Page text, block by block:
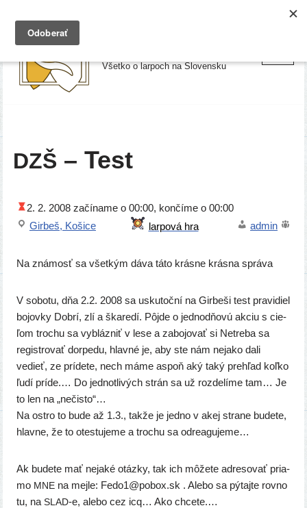
Preskočiť
Všetko o larpoch na Slovensku
DZŠ – Test
2. 2. 2008 začí­na­me o 00:00, kon­čí­me o 00:00
Girbeš, Košice
admin
Na zná­mosť sa všet­kým dáva táto krás­ne krás­na správa
V sobo­tu, dňa 2.2. 2008 sa usku­toč­ní na Girbeši test pra­vi­diel
bojov­ky Dobrí, zlí a ška­re­dí. Pôjde o jed­no­dňo­vú akciu s cie­
ľom tro­chu sa vybláz­niť v lese a zabo­jo­vať si Netreba sa
regis­tro­vať dor­pe­du, hlav­né je, aby ste nám neja­ko dali
vedieť, ze prí­de­te, nech máme aspoň aký taký pre­hľad koľ­ko
ľudí prí­de.… Do jed­not­li­vých strán sa už roz­de­lí­me tam… Je
to len na „nečis­to“…
Na ostro to bude až 1.3., tak­že je jed­no v akej stra­ne bude­te,
hlav­ne, že to otes­tu­je­me a tro­chu sa odreagujeme…
Ak bude­te mať neja­ké otáz­ky, tak ich môže­te adre­so­vať pria­
mo MNEna mej­le: Fedo1@pobox.sk . Alebo sa pýtaj­te rov­no
tu, na SLAD‑e, ale­bo cez icq… Ako chcete.…